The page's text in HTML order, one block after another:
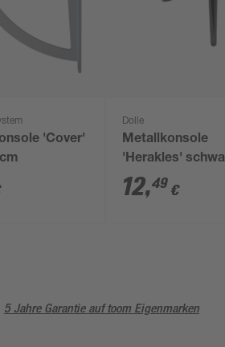
'Cover'
Dolle
Metallkonsole
'Herakles'
290 x 240 mm
12,49 €
5 Jahre Garantie auf toom Eigenmarken